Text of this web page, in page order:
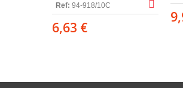
Ref: 94-918/10C
6,63 €